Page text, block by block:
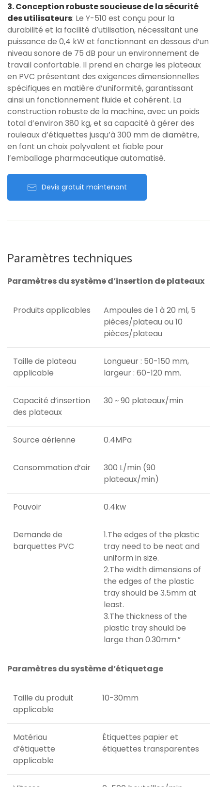
3. Conception robuste soucieuse de la sécurité
des utilisateurs: Le Y-510 est conçu pour la
durabilité et la facilité d’utilisation, nécessitant une
puissance de 0,4 kW et fonctionnant en dessous d’un
niveau sonore de 75 dB pour un environnement de
travail confortable. Il prend en charge les plateaux
en PVC présentant des exigences dimensionnelles
spécifiques en matière d’uniformité, garantissant
ainsi un fonctionnement fluide et cohérent. La
construction robuste de la machine, avec un poids
total d’environ 380 kg, et sa capacité à gérer des
rouleaux d’étiquettes jusqu’à 300 mm de diamètre,
en font un choix polyvalent et fiable pour
l’emballage pharmaceutique automatisé.
Devis gratuit maintenant
Paramètres techniques
Paramètres du système d’insertion de plateaux
Produits applicables
Ampoules de 1 à 20 ml, 5
pièces/plateau ou 10
pièces/plateau
Taille de plateau
applicable
Longueur : 50-150 mm,
largeur : 60-120 mm.
Capacité d’insertion
des plateaux
30 ~ 90 plateaux/min
Source aérienne 0.4MPa
Consommation d’air
300 L/min (90
plateaux/min)
Pouvoir 0.4kw
Demande de
barquettes PVC
1.The edges of the plastic
tray need to be neat and
uniform in size.
2.The width dimensions of
the edges of the plastic
tray should be 3.5mm at
least.
3.The thickness of the
plastic tray should be
large than 0.30mm.”
Paramètres du système d’étiquetage
Taille du produit
applicable
10-30mm
Matériau
d’étiquette
applicable
Étiquettes papier et
étiquettes transparentes